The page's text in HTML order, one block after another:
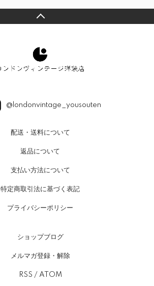
@londonvintage_yousouten
配送・送料について
返品について
支払い方法について
特定商取引法に基づく表記
プライバシーポリシー
ショップブログ
メルマガ登録・解除
RSS / ATOM